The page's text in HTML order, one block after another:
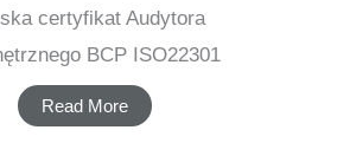
certyfikat Audytora
BCP ISO22301
Read More